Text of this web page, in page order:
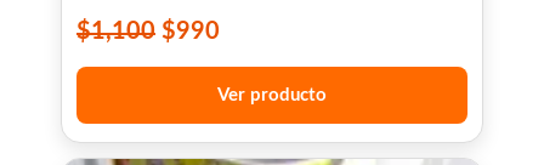
$1,100 $990
Ver producto